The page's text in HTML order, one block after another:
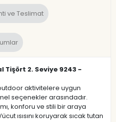
ve Teslimat
Tişört 2. Seviye 9243 -
aktivitelere uygun
seçenekler arasındadır.
konforu ve stili bir araya
ısısını koruyarak sıcak tutan